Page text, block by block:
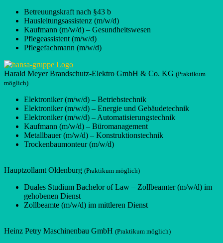
Betreuungskraft nach §43 b
Hausleitungsassistenz (m/w/d)
Kaufmann (m/w/d) – Gesundheitswesen
Pflegeassistent (m/w/d)
Pflegefachmann (m/w/d)
Harald Meyer Brandschutz-Elektro GmbH & Co. KG (Praktikum
möglich)
Elektroniker (m/w/d) – Betriebstechnik
Elektroniker (m/w/d) – Energie und Gebäudetechnik
Elektroniker (m/w/d) – Automatisierungstechnik
Kaufmann (m/w/d) – Büromanagement
Metallbauer (m/w/d) – Konstruktionstechnik
Trockenbaumonteur (m/w/d)
Hauptzollamt Oldenburg (Praktikum möglich)
Duales Studium Bachelor of Law – Zollbeamter (m/w/d) im
gehobenen Dienst
Zollbeamte (m/w/d) im mittleren Dienst
Heinz Petry Maschinenbau GmbH (Praktikum möglich)